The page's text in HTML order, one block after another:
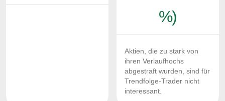
%)
Aktien, die zu stark von
ihren Verlaufhochs
abgestraft wurden, sind für
Trendfolge-Trader nicht
interessant.